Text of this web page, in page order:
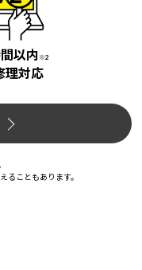
以内 ※2
理対応
ることもあります。